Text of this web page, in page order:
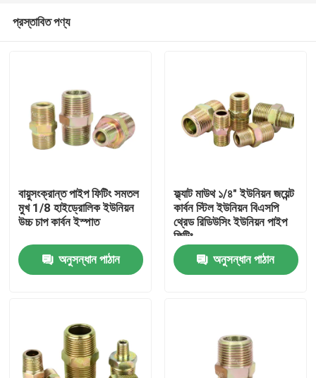
পণ্য
প্রস্তাবিত পণ্য
বায়ুসংক্রান্ত পাইপ ফিটিং সমতল
মুখ 1/8 হাইড্রোলিক ইউনিয়ন
উচ্চ চাপ কার্বন ইস্পাত
অনুসন্ধান পাঠান
ফ্ল্যাট মাউথ ১/৪" ইউনিয়ন জয়েন্ট
কার্বন স্টিল ইউনিয়ন বিএসপি
থ্রেড রিডিউসিং ইউনিয়ন পাইপ
ফিটিং
অনুসন্ধান পাঠান